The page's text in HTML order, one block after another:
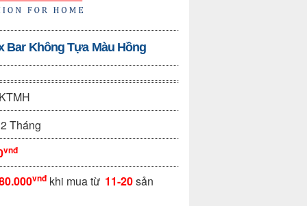
Bar Không Tựa Màu Hồng
Tháng
vnđ
vnđkhi mua từ 11-20sản